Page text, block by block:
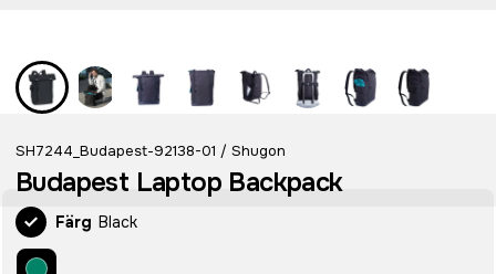
SH7244_Budapest-92138-01 / Shugon
Budapest Laptop Backpack
Färg Black